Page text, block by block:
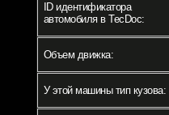
ID идентификатора
автомобиля в TecDoc:
Объем движка:
У этой машины тип кузова: